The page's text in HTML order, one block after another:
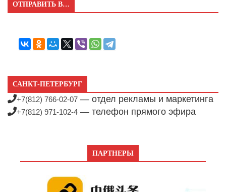
ОТПРАВИТЬ В…
САНКТ-ПЕТЕРБУРГ
+7(812) 766-02-07 — отдел рекламы и маркетинга
+7(812) 971-102-4 — телефон прямого эфира
ПАРТНЕРЫ